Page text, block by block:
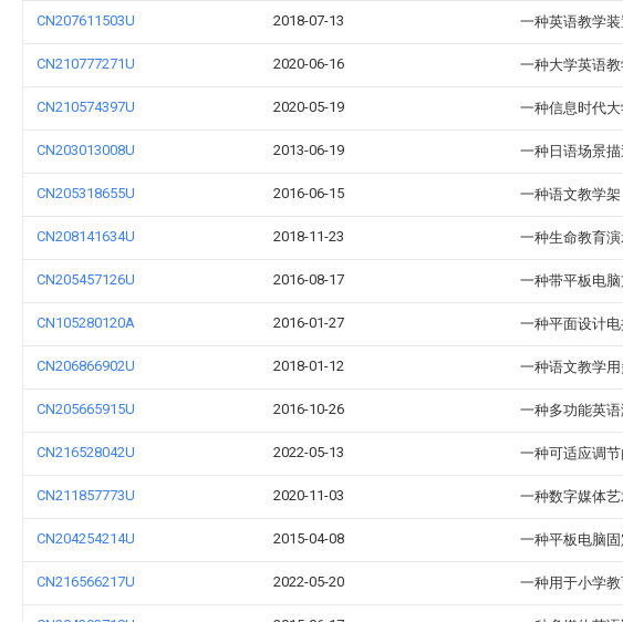
CN207611503U 2018-07-13 一种英语教学
CN210777271U 2020-06-16 一种大学英语
CN210574397U 2020-05-19 一种信息时代
CN203013008U 2013-06-19 一种日语场景
CN205318655U 2016-06-15 一种语文教学架
CN208141634U 2018-11-23 一种生命教育
CN205457126U 2016-08-17 一种带平板电
CN105280120A 2016-01-27 一种平面设计
CN206866902U 2018-01-12 一种语文教学
CN205665915U 2016-10-26 一种多功能英
CN216528042U 2022-05-13 一种可适应调
CN211857773U 2020-11-03 一种数字媒体
CN204254214U 2015-04-08 一种平板电脑
CN216566217U 2022-05-20 一种用于小学